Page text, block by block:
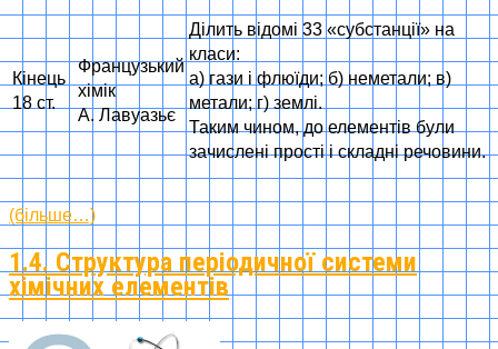
Кінець
18 ст.
Французький
хімік
А. Лавуазьє
Ділить відомі 33 «субстанції» на
класи:
а) гази і флюїди; б) неметали; в)
метали; г) землі.
Таким чином, до елементів були
зачислені прості і складні речовини.
(більше…)
1.4. Структура періодичної системи
хімічних елементів